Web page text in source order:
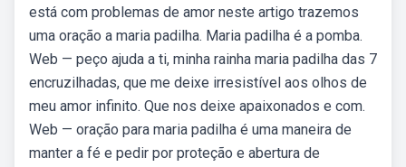
está com problemas de amor neste artigo trazemos
uma oração a maria padilha. Maria padilha é a pomba.
Web — peço ajuda a ti, minha rainha maria padilha das 7
encruzilhadas, que me deixe irresistível aos olhos de
meu amor infinito. Que nos deixe apaixonados e com.
Web — oração para maria padilha é uma maneira de
manter a fé e pedir por proteção e abertura de